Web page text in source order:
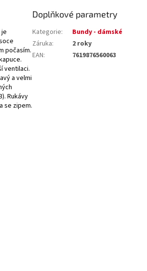
počasím.
ventilaci.
a velmi
Rukávy
se zipem.
Doplňkové parametry
Kategorie:
Bundy - dámské
Záruka:
2 roky
EAN: 7619876560063